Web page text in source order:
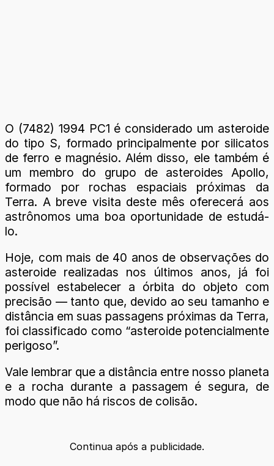
O (7482) 1994 PC1 é considerado um asteroide
do tipo S, formado principalmente por silicatos
de ferro e magnésio. Além disso, ele também é
um membro do grupo de asteroides Apollo,
formado por rochas espaciais próximas da
Terra. A breve visita deste mês oferecerá aos
astrônomos uma boa oportunidade de estudá-
lo.
Hoje, com mais de 40 anos de observações do
asteroide realizadas nos últimos anos, já foi
possível estabelecer a órbita do objeto com
precisão — tanto que, devido ao seu tamanho e
distância em suas passagens próximas da Terra,
foi classificado como “asteroide potencialmente
perigoso”.
Vale lembrar que a distância entre nosso planeta
e a rocha durante a passagem é segura, de
modo que não há riscos de colisão.
Continua após a publicidade.